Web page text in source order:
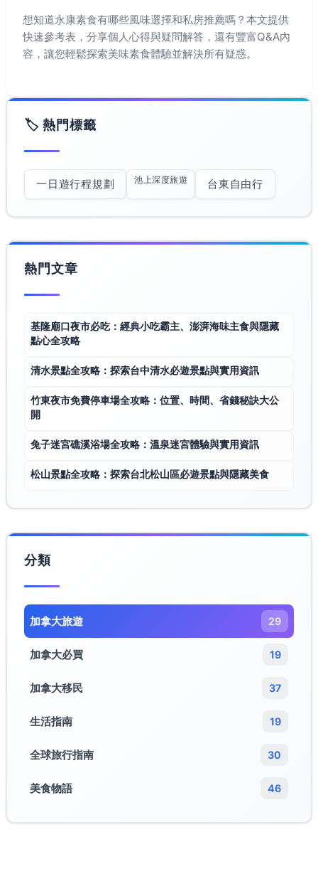
想知道永康素食有哪些風味選擇和私房推薦嗎？本文提供
快速參考表，分享個人心得與疑問解答，還有豐富Q&A內
容，讓您輕鬆探索美味素食體驗並解決所有疑惑。
🏷️ 熱門標籤
一日遊行程規劃 池上深度旅遊 台東自由行
熱門文章
基隆廟口夜市必吃：經典小吃霸主、澎湃海味主食與隱藏
點心全攻略
清水景點全攻略：探索台中清水必遊景點與實用資訊
竹東夜市免費停車場全攻略：位置、時間、省錢秘訣大公
開
兔子迷宮礁溪浴場全攻略：溫泉迷宮體驗與實用資訊
松山景點全攻略：探索台北松山區必遊景點與隱藏美食
分類
加拿大旅遊​ 29
加拿大必買 19
加拿大移民 37
生活指南 19
全球旅行指南 30
美食物語 46